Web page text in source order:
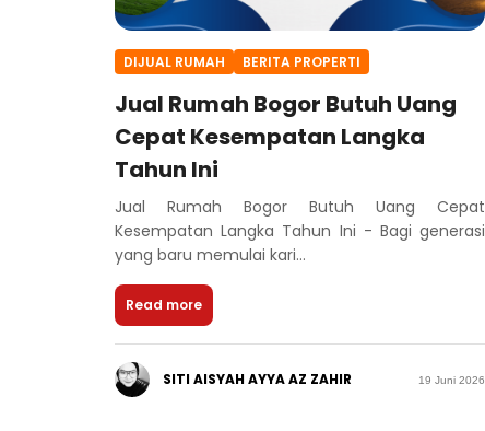
DIJUAL RUMAH BERITA PROPERTI
Jual Rumah Bogor Butuh Uang
Cepat Kesempatan Langka
Tahun Ini
Jual Rumah Bogor Butuh Uang Cepat
Kesempatan Langka Tahun Ini - Bagi generasi
yang baru memulai kari...
Read more
SITI AISYAH AYYA AZ ZAHIR 19 Juni 2026